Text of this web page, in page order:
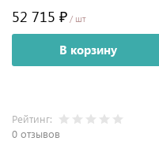
52 715 ₽ / шт
В корзину
Рейтинг:
0 отзывов